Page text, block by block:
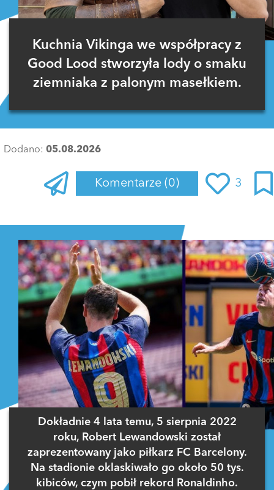
Kuchnia Vikinga we współpracy z
Good Lood stworzyła lody o smaku
ziemniaka z palonym masełkiem.
Dodano: 05.08.2026
Komentarze (0) 3
Dokładnie 4 lata temu, 5 sierpnia 2022
roku, Robert Lewandowski został
zaprezentowany jako piłkarz FC Barcelony.
Na stadionie oklaskiwało go około 50 tys.
kibiców, czym pobił rekord Ronaldinho.